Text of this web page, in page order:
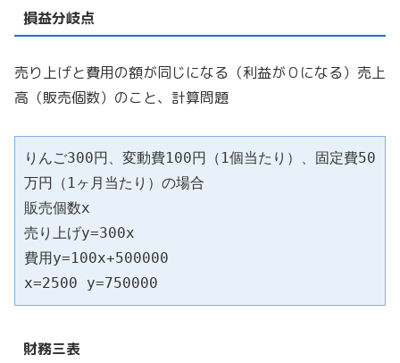
損益分岐点
売り上げと費用の額が同じになる（利益が０になる）売上
高（販売個数）のこと、計算問題
りんご300円、変動費100円（1個当たり）、固定費50
万円（1ヶ月当たり）の場合
販売個数x
売り上げy=300x
費用y=100x+500000
x=2500 y=750000
財務三表